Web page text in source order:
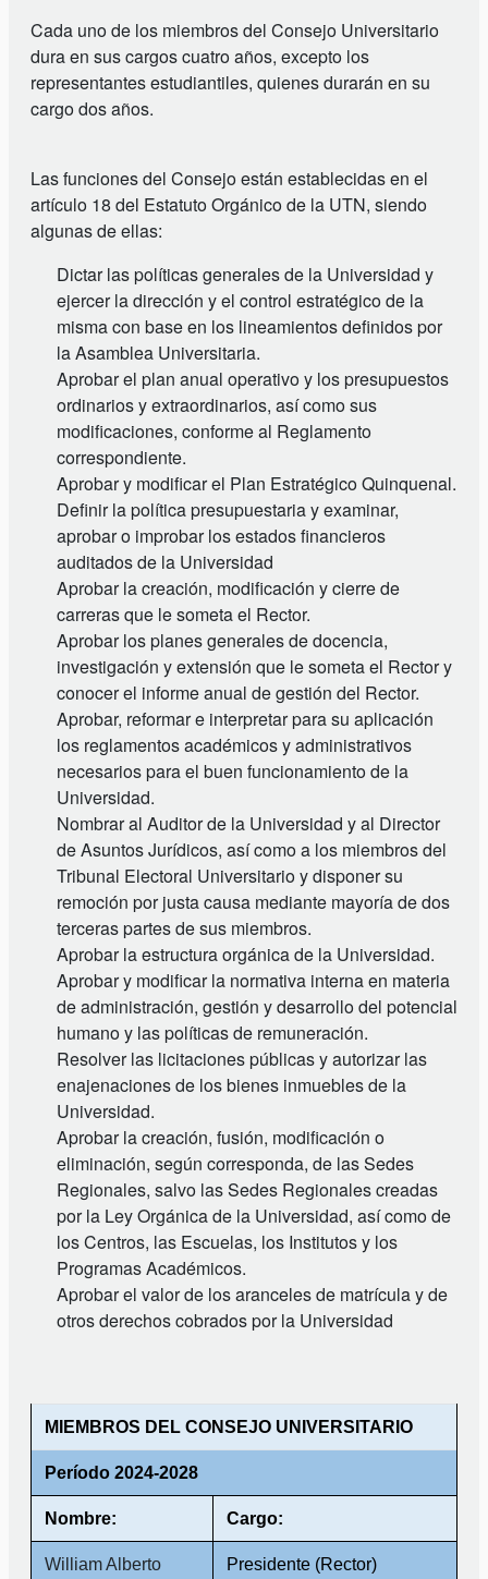
Cada uno de los miembros del Consejo Universitario
dura en sus cargos cuatro años, excepto los
representantes estudiantiles, quienes durarán en su
cargo dos años.
Las funciones del Consejo están establecidas en el
artículo 18 del Estatuto Orgánico de la UTN, siendo
algunas de ellas:
Dictar las políticas generales de la Universidad y
ejercer la dirección y el control estratégico de la
misma con base en los lineamientos definidos por
la Asamblea Universitaria.
Aprobar el plan anual operativo y los presupuestos
ordinarios y extraordinarios, así como sus
modificaciones, conforme al Reglamento
correspondiente.
Aprobar y modificar el Plan Estratégico Quinquenal.
Definir la política presupuestaria y examinar,
aprobar o improbar los estados financieros
auditados de la Universidad
Aprobar la creación, modificación y cierre de
carreras que le someta el Rector.
Aprobar los planes generales de docencia,
investigación y extensión que le someta el Rector y
conocer el informe anual de gestión del Rector.
Aprobar, reformar e interpretar para su aplicación
los reglamentos académicos y administrativos
necesarios para el buen funcionamiento de la
Universidad.
Nombrar al Auditor de la Universidad y al Director
de Asuntos Jurídicos, así como a los miembros del
Tribunal Electoral Universitario y disponer su
remoción por justa causa mediante mayoría de dos
terceras partes de sus miembros.
Aprobar la estructura orgánica de la Universidad.
Aprobar y modificar la normativa interna en materia
de administración, gestión y desarrollo del potencial
humano y las políticas de remuneración.
Resolver las licitaciones públicas y autorizar las
enajenaciones de los bienes inmuebles de la
Universidad.
Aprobar la creación, fusión, modificación o
eliminación, según corresponda, de las Sedes
Regionales, salvo las Sedes Regionales creadas
por la Ley Orgánica de la Universidad, así como de
los Centros, las Escuelas, los Institutos y los
Programas Académicos.
Aprobar el valor de los aranceles de matrícula y de
otros derechos cobrados por la Universidad
MIEMBROS DEL CONSEJO UNIVERSITARIO
Período 2024-2028
Nombre: Cargo:
William Alberto Presidente (Rector)